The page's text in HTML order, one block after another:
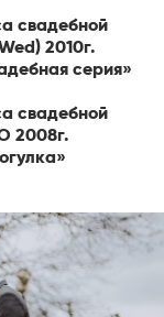
свадебной
2010г.
серия»
свадебной
2008г.